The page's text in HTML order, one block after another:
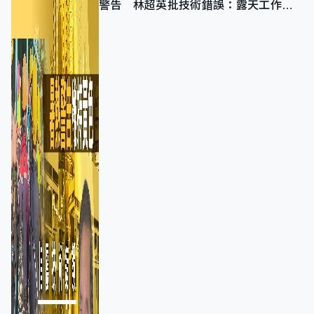
警告 林超英批技術錯誤：露天工作不